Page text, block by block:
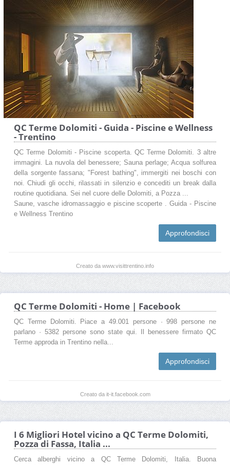
QC Terme Dolomiti - Guida - Piscine e Wellness
- Trentino
QC Terme Dolomiti - Piscine scoperta. QC Terme Dolomiti. 3 altre
immagini. La nuvola del benessere; Sauna perlage; Acqua solfurea
della sorgente fassana; "Forest bathing", immergiti nei boschi con
noi. Chiudi gli occhi, rilassati in silenzio e concediti un break dalla
routine quotidiana. Sei nel cuore delle Dolomiti, a Pozza ...
Saune, vasche idromassaggio e piscine scoperte . Guida - Piscine
e Wellness Trentino
Approfondisci
Creato da www.visittrentino.info
QC Terme Dolomiti - Home | Facebook
QC Terme Dolomiti. Piace a 49.001 persone · 998 persone ne
parlano · 5382 persone sono state qui. Il benessere firmato QC
Terme approda in Trentino nella...
Approfondisci
Creato da it-it.facebook.com
I 6 Migliori Hotel vicino a QC Terme Dolomiti,
Pozza di Fassa, Italia ...
Cerca alberghi vicino a QC Terme Dolomiti, Italia. Buona